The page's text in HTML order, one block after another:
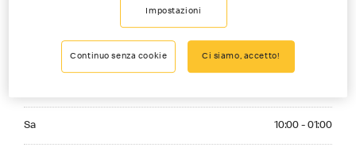
10:00 - 23:00
Thursday 10:00 - 23:00
Sa 10:00 - 01:00
Impostazioni
Continuo senza cookie Ci siamo, accetto!